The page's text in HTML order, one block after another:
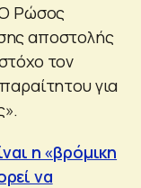
Ο Ρώσος
αποστολής
τον
για
η «βρόμικη
να